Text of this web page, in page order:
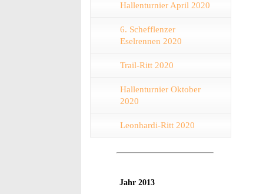
Hallenturnier April 2020
6. Schefflenzer
Eselrennen 2020
Trail-Ritt 2020
Hallenturnier Oktober
2020
Leonhardi-Ritt 2020
Jahr 2013